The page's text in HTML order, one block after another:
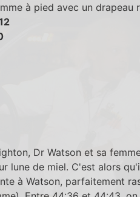
à pied avec un drapeau
Dr Watson et sa
lune de miel. C'est alors
à Watson, parfaitement